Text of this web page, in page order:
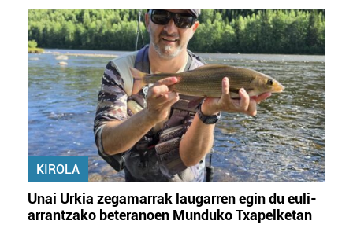
KIROLA
Unai Urkia zegamarrak laugarren egin du euli-
arrantzako beteranoen Munduko Txapelketan